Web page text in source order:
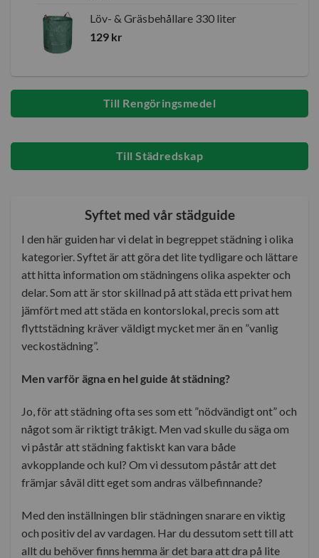
Löv- & Gräsbehållare 330 liter
129 kr
Till Rengöringsmedel
Till Städredskap
Syftet med vår städguide
I den här guiden har vi delat in begreppet städning i olika
kategorier. Syftet är att göra det lite tydligare och lättare
att hitta information om städningens olika aspekter och
delar. Som att är stor skillnad på att städa ett privat hem
jämfört med att städa en kontorslokal, precis som att
flyttstädning kräver väldigt mycket mer än en ”vanlig
veckostädning”.
Men varför ägna en hel guide åt städning?
Jo, för att städning ofta ses som ett ”nödvändigt ont” och
något som är riktigt tråkigt. Men vad skulle du säga om
vi påstår att städning faktiskt kan vara både
avkopplande och kul? Om vi dessutom påstår att det
främjar såväl ditt eget som andras välbefinnande?
Med den inställningen blir städningen snarare en viktig
och positiv del av vardagen. Har du dessutom sett till att
allt du behöver finns hemma är det bara att dra på lite